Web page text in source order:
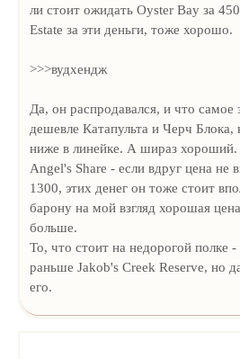
ли стоит ожидать Oyster Bay за
Estate за эти деньги, тоже хорошо.
>>>вудхендж
Да, он распродавался, и что самое
дешевле Катапульта и Черч Блока,
ниже в линейке. А шираз хороший.
Angel's Share - если вдруг цена не
1300, этих денег он тоже стоит
барону на мой взгляд хорошая
больше.
То, что стоит на недорогой полке
раньше Jakob's Creek Reserve, но
его.